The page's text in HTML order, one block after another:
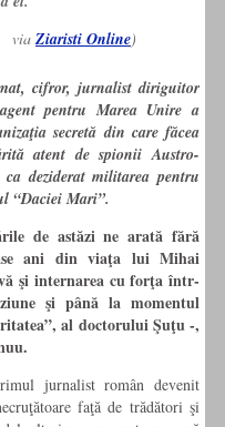
via Ziaristi Online)
cifror, jurnalist diriguitor
pentru Marea Unire a
secretă din care făcea
atent de spionii Austro-
deziderat militarea pentru
“Daciei Mari”.
de astăzi ne arată fără
ani din viaţa lui Mihai
şi internarea cu forţa într-
şi până la momentul
al doctorului Şuţu -,
jurnalist român devenit
faţă de trădători şi